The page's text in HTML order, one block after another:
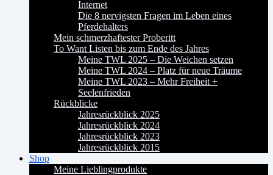
Internet
Die 8 nervigsten Fragen im Leben eines
Pferdehalters
Mein schmerzhaftester Proberitt
To Want Listen bis zum Ende des Jahres
Meine TWL 2025 – Die Weichen setzen
Meine TWL 2024 – Platz für neue Träume
Meine TWL 2023 – Mehr Freiheit +
Seelenfrieden
Rückblicke
Jahresrückblick 2025
Jahresrückblick 2024
Jahresrückblick 2023
Jahresrückblick 2015
Shop
Meine Lieblingprodukte